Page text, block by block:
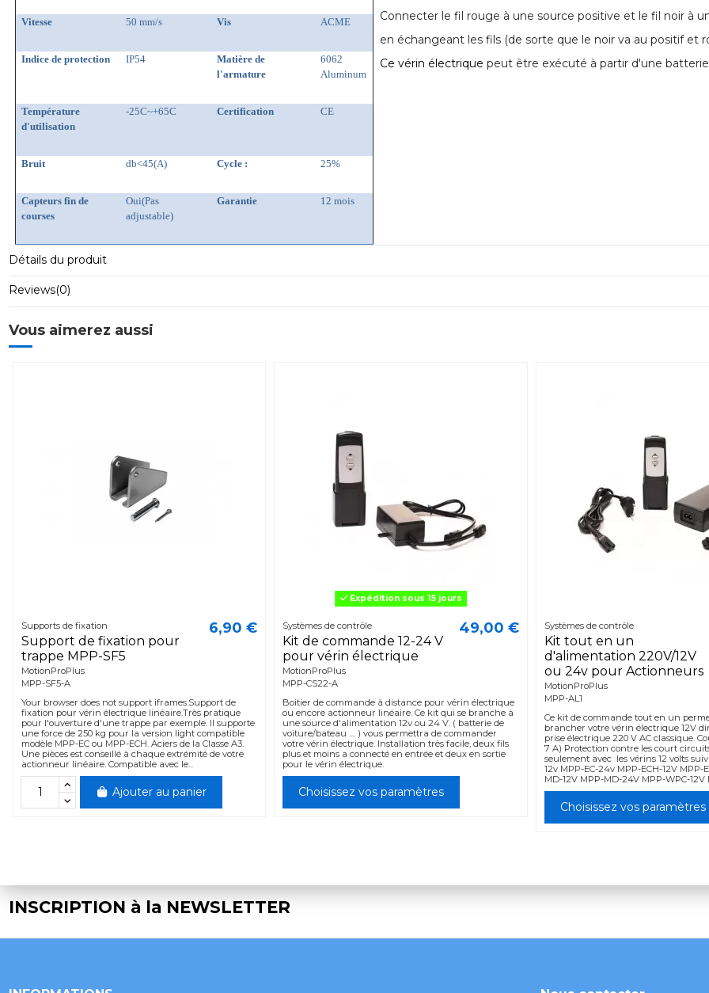
Vitesse 50 mm/s Vis ACME
Indice de protection IP54
Matière de
l'armature
6062
Aluminum
Température
d'utilisation
-25C~+65C Certification CE
Bruit db<45(A) Cycle : 25%
Capteurs fin de
courses
Oui(Pas
adjustable)
Garantie 12 mois
Connecter le fil rouge à une source positive et le fil noir à
en échangeant les fils (de sorte que le noir va au positif et
Ce vérin électrique peut être exécuté à partir d'une
Détails du produit
Reviews(0)
Vous aimerez aussi
Supports de fixation
Support de fixation pour
trappe MPP-SF5
MotionProPlus
MPP-SF5-A
6,90 €
Your browser does not support iframes.Support de
fixation pour vérin électrique linéaire.Très pratique
pour l'ouverture d'une trappe par exemple. Il supporte
une force de 250 kg pour la version light compatible
modèle MPP-EC ou MPP-ECH. Aciers de la Classe A3.
Une pièces est conseillé à chaque extrémité de votre
actionneur linéaire. Compatible avec le...
Ajouter au panier
Expédition sous 15 jours
Systèmes de contrôle
Kit de commande 12-24 V
pour vérin électrique
MotionProPlus
MPP-CS22-A
49,00 €
Boitier de commande à distance pour vérin électrique
ou encore actionneur linéaire. Ce kit qui se branche à
une source d'alimentation 12v ou 24 V. ( batterie de
voiture/bateau .... ) vous permettra de commander
votre vérin électrique. Installation très facile, deux fils
plus et moins a connecté en entrée et deux en sortie
pour le vérin électrique.
Choisissez vos paramètres
Systèmes de contrôle
Kit tout en un
d'alimentation 220V/12V
ou 24v pour Actionneurs
MotionProPlus
MPP-AL1
Ce kit de commande tout en un
brancher votre vérin électrique 12V
prise électrique 220 V AC classique.
7 A) Protection contre les court
seulement avec les vérins 12 volts
12v MPP-EC-24v MPP-ECH-12V MPP-
MD-12V MPP-MD-24V MPP-WPC-
Choisissez vos paramètres
INSCRIPTION à la NEWSLETTER